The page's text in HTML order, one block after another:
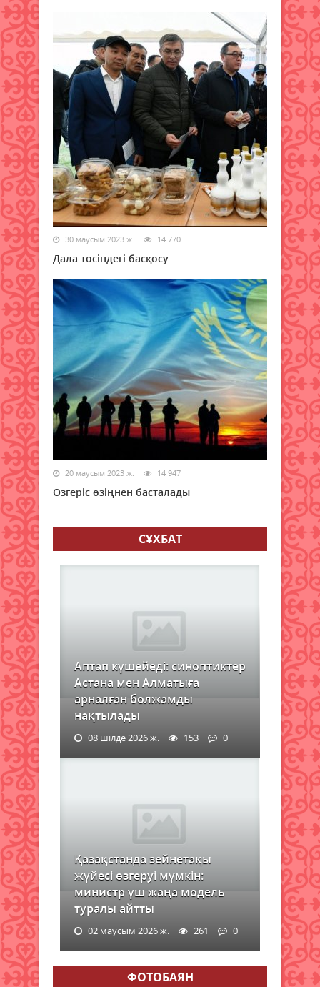
30 маусым 2023 ж. 14 770
Дала төсіндегі басқосу
20 маусым 2023 ж. 14 947
Өзгеріс өзіңнен басталады
СҰХБАТ
Аптап күшейеді: синоптиктер
Астана мен Алматыға
арналған болжамды
нақтылады
08 шілде 2026 ж. 153 0
Қазақстанда зейнетақы
жүйесі өзгеруі мүмкін:
министр үш жаңа модель
туралы айтты
02 маусым 2026 ж. 261 0
ФОТОБАЯН